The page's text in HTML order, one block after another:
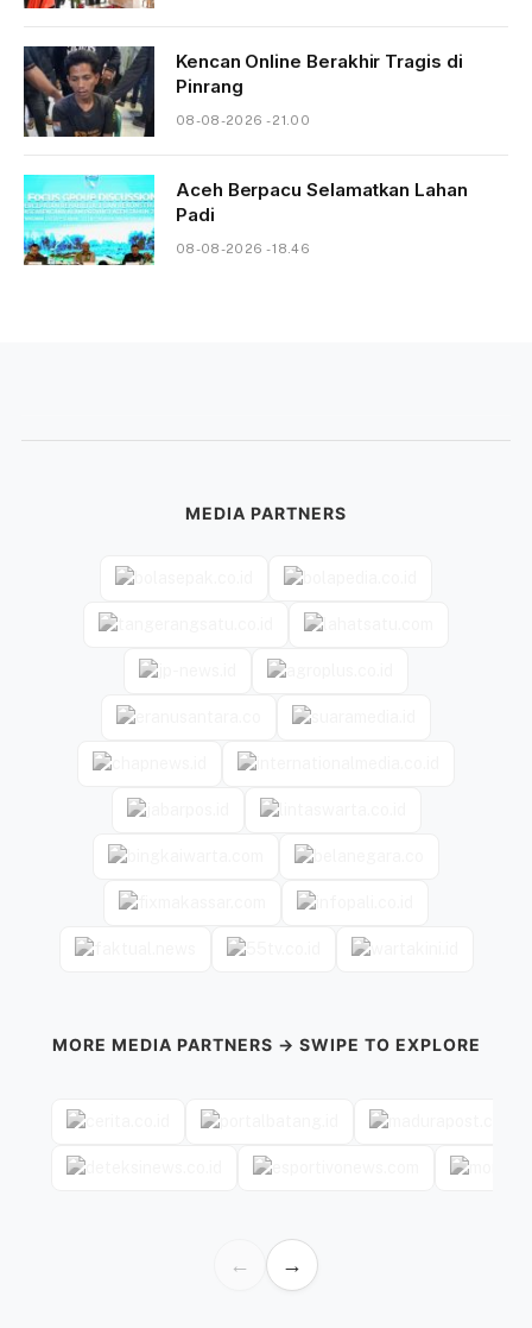
Kencan Online Berakhir Tragis di
Pinrang
08-08-2026 - 21.00
Aceh Berpacu Selamatkan Lahan
Padi
08-08-2026 - 18.46
MEDIA PARTNERS
MORE MEDIA PARTNERS → SWIPE TO EXPLORE
← →